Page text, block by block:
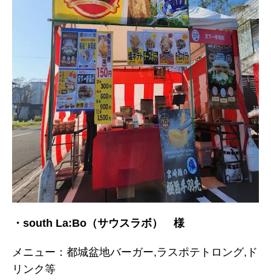
・south La:Bo（サウスラボ） 様
メニュー：都城盆地バーガー,ラスポテトロング,ド
リンク等